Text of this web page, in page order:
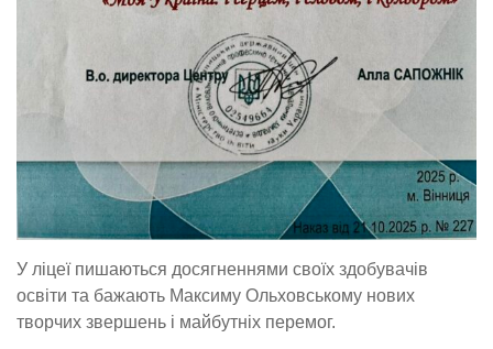
У ліцеї пишаються досягненнями своїх здобувачів
освіти та бажають Максиму Ольховському нових
творчих звершень і майбутніх перемог.